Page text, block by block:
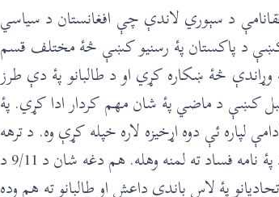
د سېوري لاندې چې افغانستان د سياسي
کښې د پاکستان پۀ رسنيو کښې څۀ مختلف قسم
څۀ ښکاره کړي او د طالبانو پۀ دې طرز
کښې د ماضي پۀ شان مهم کردار ادا کړي. پۀ
ئې دوه اړخيزه لاره خپله کړې وه. د ترهه
ګرۍ پۀ خلاف جنګ ئې هم هغه شان پۀ وړاندې بوتلو لکه څنګه چې ئې د شوروي قواوو د راتلو نه وروستو د جهاد پۀ نامه فساد ته لمنه وهله. هم دغه شان د 9/11 د
پۀ لاس باندې داعش او طالبانو ته هم وده